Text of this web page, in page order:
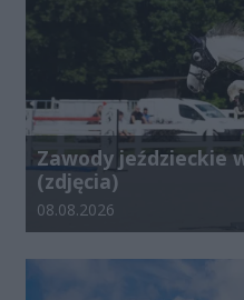
Zawody jeździeckie
(zdjęcia)
Data dodania galerii:
08.08.2026